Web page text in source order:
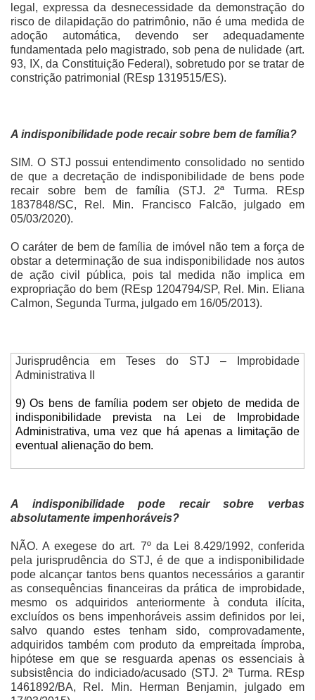
legal, expressa da desnecessidade da demonstração do
risco de dilapidação do patrimônio, não é uma medida de
adoção automática, devendo ser adequadamente
fundamentada pelo magistrado, sob pena de nulidade (art.
93, IX, da Constituição Federal), sobretudo por se tratar de
constrição patrimonial (REsp 1319515/ES).
A indisponibilidade pode recair sobre bem de família?
SIM. O STJ possui entendimento consolidado no sentido
de que a decretação de indisponibilidade de bens pode
recair sobre bem de família (STJ. 2ª Turma. REsp
1837848/SC, Rel. Min. Francisco Falcão, julgado em
05/03/2020).
O caráter de bem de família de imóvel não tem a força de
obstar a determinação de sua indisponibilidade nos autos
de ação civil pública, pois tal medida não implica em
expropriação do bem (REsp 1204794/SP, Rel. Min. Eliana
Calmon, Segunda Turma, julgado em 16/05/2013).
Jurisprudência em Teses do STJ – Improbidade
Administrativa II
9) Os bens de família podem ser objeto de medida de
indisponibilidade prevista na Lei de Improbidade
Administrativa, uma vez que há apenas a limitação de
eventual alienação do bem.
A indisponibilidade pode recair sobre verbas
absolutamente impenhoráveis?
NÃO. A exegese do art. 7º da Lei 8.429/1992, conferida
pela jurisprudência do STJ, é de que a indisponibilidade
pode alcançar tantos bens quantos necessários a garantir
as consequências financeiras da prática de improbidade,
mesmo os adquiridos anteriormente à conduta ilícita,
excluídos os bens impenhoráveis assim definidos por lei,
salvo quando estes tenham sido, comprovadamente,
adquiridos também com produto da empreitada ímproba,
hipótese em que se resguarda apenas os essenciais à
subsistência do indiciado/acusado (STJ. 2ª Turma. REsp
1461892/BA, Rel. Min. Herman Benjamin, julgado em